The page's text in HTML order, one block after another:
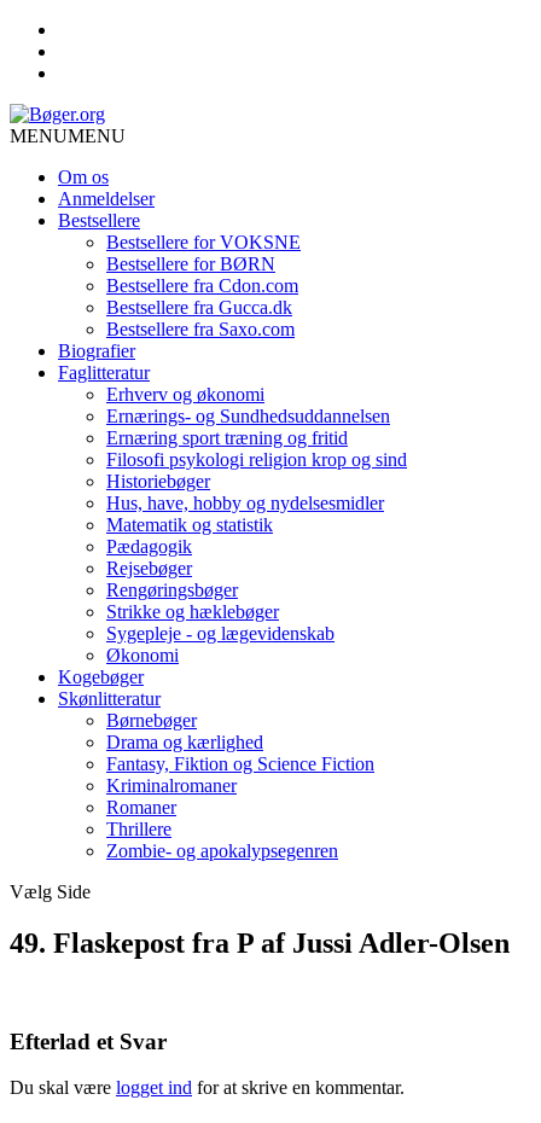
MENUMENU
Om os
Anmeldelser
Bestsellere
Bestsellere for VOKSNE
Bestsellere for BØRN
Bestsellere fra Cdon.com
Bestsellere fra Gucca.dk
Bestsellere fra Saxo.com
Biografier
Faglitteratur
Erhverv og økonomi
Ernærings- og Sundhedsuddannelsen
Ernæring sport træning og fritid
Filosofi psykologi religion krop og sind
Historiebøger
Hus, have, hobby og nydelsesmidler
Matematik og statistik
Pædagogik
Rejsebøger
Rengøringsbøger
Strikke og hæklebøger
Sygepleje - og lægevidenskab
Økonomi
Kogebøger
Skønlitteratur
Børnebøger
Drama og kærlighed
Fantasy, Fiktion og Science Fiction
Kriminalromaner
Romaner
Thrillere
Zombie- og apokalypsegenren
Vælg Side
49. Flaskepost fra P af Jussi Adler-Olsen
Efterlad et Svar
Du skal være logget ind for at skrive en kommentar.